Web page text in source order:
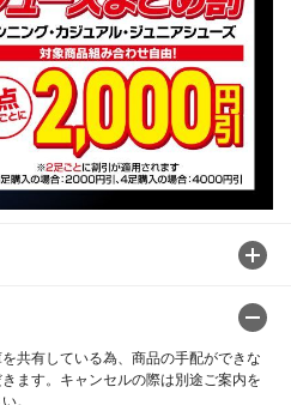
共有している為、商品の手配ができな
ます。キャンセルの際は別途ご案内を
。